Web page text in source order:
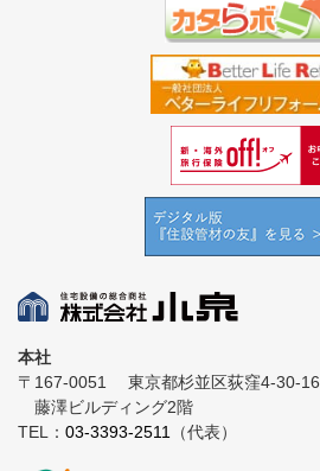
本社
〒167-0051
東京都杉並区荻窪4-30-16
藤澤ビルディング2階
TEL： 03-3393-2511 （代表）